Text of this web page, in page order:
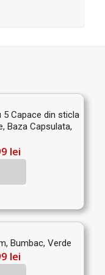
5 Capace din sticla
Baza Capsulata,
leiPrețul
curent
este:
Bumbac, Verde
leiPrețul
curent